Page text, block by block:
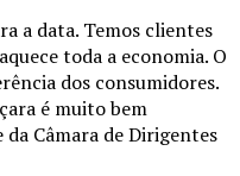
a data. Temos clientes
toda a economia. O
dos consumidores.
é muito bem
Câmara de Dirigentes